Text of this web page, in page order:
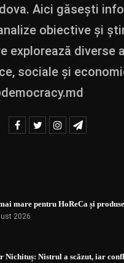
Aici găsești
obiective și
explorează diverse
sociale și
mare pentru HoReCa și
2026
Nichituș: Nistrul a scăzut, iar